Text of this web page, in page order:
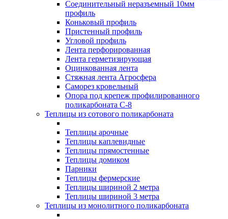
Соединительный неразъемный 10мм
профиль
Коньковый профиль
Пристенный профиль
Угловой профиль
Лента перфорированная
Лента герметизирующая
Оцинкованная лента
Стяжная лента Агросфера
Саморез кровельный
Опора под крепеж профилированного
поликарбоната С-8
Теплицы из сотового поликарбоната
Теплицы арочные
Теплицы каплевидные
Теплицы прямостенные
Теплицы домиком
Парники
Теплицы фермерские
Теплицы шириной 2 метра
Теплицы шириной 3 метра
Теплицы из монолитного поликарбоната